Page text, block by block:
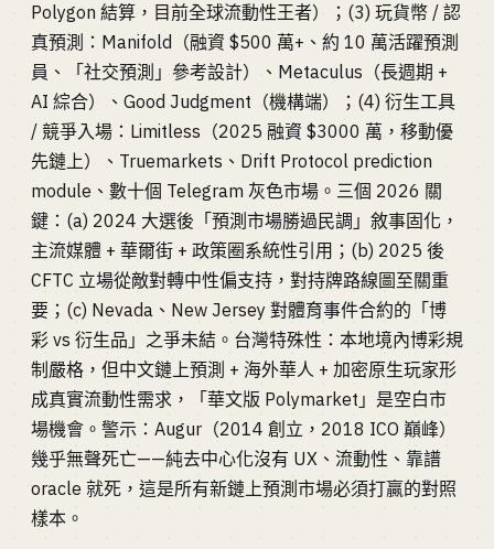
Polygon 結算，目前全球流動性王者）；(3) 玩貨幣 / 認
真預測：Manifold（融資 $500 萬+、約 10 萬活躍預測
員、「社交預測」參考設計）、Metaculus（長週期 +
AI 綜合）、Good Judgment（機構端）；(4) 衍生工具
/ 競爭入場：Limitless（2025 融資 $3000 萬，移動優
先鏈上）、Truemarkets、Drift Protocol prediction
module、數十個 Telegram 灰色市場。三個 2026 關
鍵：(a) 2024 大選後「預測市場勝過民調」敘事固化，
主流媒體 + 華爾街 + 政策圈系統性引用；(b) 2025 後
CFTC 立場從敵對轉中性偏支持，對持牌路線圖至關重
要；(c) Nevada、New Jersey 對體育事件合約的「博
彩 vs 衍生品」之爭未結。台灣特殊性：本地境內博彩規
制嚴格，但中文鏈上預測 + 海外華人 + 加密原生玩家形
成真實流動性需求，「華文版 Polymarket」是空白市
場機會。警示：Augur（2014 創立，2018 ICO 巔峰）
幾乎無聲死亡——純去中心化沒有 UX、流動性、靠譜
oracle 就死，這是所有新鏈上預測市場必須打贏的對照
樣本。